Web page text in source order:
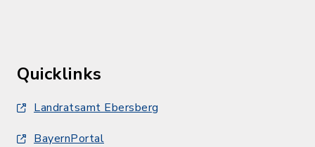
Quicklinks
Landratsamt Ebersberg
BayernPortal